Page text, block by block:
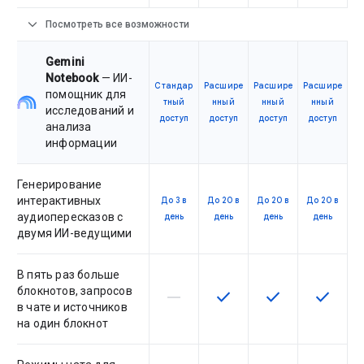
expand_more Посмотреть все возможности
Gemini
Notebook— ИИ-
помощник для
исследований и
анализа
информации
Стандар
тный
доступ
Расшире
нный
доступ
Расшире
нный
доступ
Расшире
нный
доступ
Генерирование
интерактивных
аудиопересказов с
двумя ИИ-ведущими
До 3 в
день
До 20 в
день
До 20 в
день
До 20 в
день
В пять раз больше
блокнотов, запросов
в чате и источников
на один блокнот
Эта возможность не
horizontal_rule Эта возможность
check Эта
check Эта
check